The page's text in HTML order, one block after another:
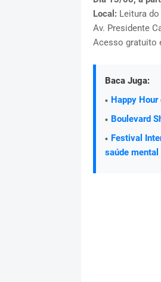
Local:Leitura do
Av. Presidente
Acesso gratuito
Baca Juga:
Happy
Boulevard
Festival
saúde mental